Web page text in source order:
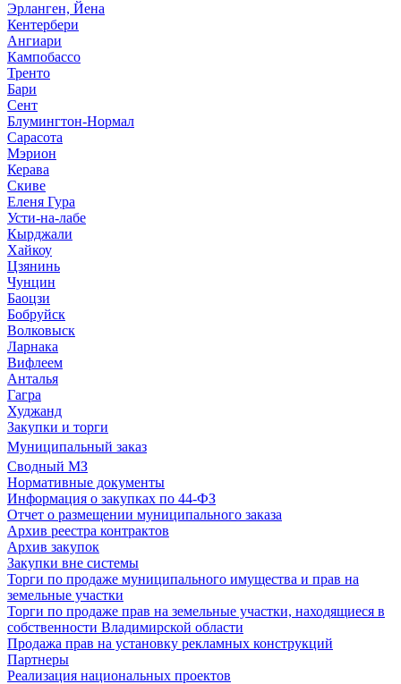
Эрланген, Йена
Кентербери
Ангиари
Кампобассо
Тренто
Бари
Сент
Блумингтон-Нормал
Сарасота
Мэрион
Керава
Скиве
Еленя Гура
Усти-на-лабе
Кырджали
Хайкоу
Цзянинь
Чунцин
Баоцзи
Бобруйск
Волковыск
Ларнака
Вифлеем
Анталья
Гагра
Худжанд
Закупки и торги
Муниципальный заказ
Сводный МЗ
Нормативные документы
Информация о закупках по 44-ФЗ
Отчет о размещении муниципального заказа
Архив реестра контрактов
Архив закупок
Закупки вне системы
Торги по продаже муниципального имущества и прав на
земельные участки
Торги по продаже прав на земельные участки, находящиеся в
собственности Владимирской области
Продажа прав на установку рекламных конструкций
Партнеры
Реализация национальных проектов